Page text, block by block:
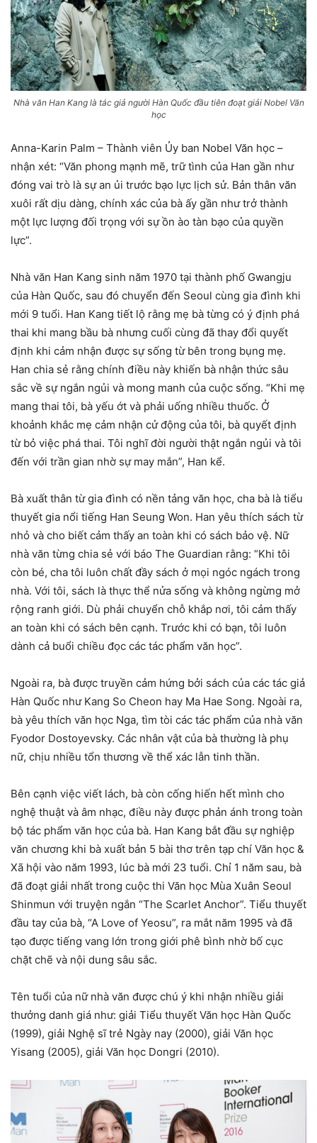
Nhà văn Han Kang là tác giả người Hàn Quốc đầu tiên đoạt giải Nobel Văn
học
Anna-Karin Palm – Thành viên Ủy ban Nobel Văn học –
nhận xét: “Văn phong mạnh mẽ, trữ tình của Han gần như
đóng vai trò là sự an ủi trước bạo lực lịch sử. Bản thân văn
xuôi rất dịu dàng, chính xác của bà ấy gần như trở thành
một lực lượng đối trọng với sự ồn ào tàn bạo của quyền
lực”.
Nhà văn Han Kang sinh năm 1970 tại thành phố Gwangju
của Hàn Quốc, sau đó chuyển đến Seoul cùng gia đình khi
mới 9 tuổi. Han Kang tiết lộ rằng mẹ bà từng có ý định phá
thai khi mang bầu bà nhưng cuối cùng đã thay đổi quyết
định khi cảm nhận được sự sống từ bên trong bụng mẹ.
Han chia sẻ rằng chính điều này khiến bà nhận thức sâu
sắc về sự ngắn ngủi và mong manh của cuộc sống. “Khi mẹ
mang thai tôi, bà yếu ớt và phải uống nhiều thuốc. Ở
khoảnh khắc mẹ cảm nhận cử động của tôi, bà quyết định
từ bỏ việc phá thai. Tôi nghĩ đời người thật ngắn ngủi và tôi
đến với trần gian nhờ sự may mắn”, Han kể.
Bà xuất thân từ gia đình có nền tảng văn học, cha bà là tiểu
thuyết gia nổi tiếng Han Seung Won. Han yêu thích sách từ
nhỏ và cho biết cảm thấy an toàn khi có sách bảo vệ. Nữ
nhà văn từng chia sẻ với báo The Guardian rằng: “Khi tôi
còn bé, cha tôi luôn chất đầy sách ở mọi ngóc ngách trong
nhà. Với tôi, sách là thực thể nửa sống và không ngừng mở
rộng ranh giới. Dù phải chuyển chỗ khắp nơi, tôi cảm thấy
an toàn khi có sách bên cạnh. Trước khi có bạn, tôi luôn
dành cả buổi chiều đọc các tác phẩm văn học”.
Ngoài ra, bà được truyền cảm hứng bởi sách của các tác giả
Hàn Quốc như Kang So Cheon hay Ma Hae Song. Ngoài ra,
bà yêu thích văn học Nga, tìm tòi các tác phẩm của nhà văn
Fyodor Dostoyevsky. Các nhân vật của bà thường là phụ
nữ, chịu nhiều tổn thương về thể xác lẫn tinh thần.
Bên cạnh việc viết lách, bà còn cống hiến hết mình cho
nghệ thuật và âm nhạc, điều này được phản ánh trong toàn
bộ tác phẩm văn học của bà. Han Kang bắt đầu sự nghiệp
văn chương khi bà xuất bản 5 bài thơ trên tạp chí Văn học &
Xã hội vào năm 1993, lúc bà mới 23 tuổi. Chỉ 1 năm sau, bà
đã đoạt giải nhất trong cuộc thi Văn học Mùa Xuân Seoul
Shinmun với truyện ngắn “The Scarlet Anchor”. Tiểu thuyết
đầu tay của bà, “A Love of Yeosu”, ra mắt năm 1995 và đã
tạo được tiếng vang lớn trong giới phê bình nhờ bố cục
chặt chẽ và nội dung sâu sắc.
Tên tuổi của nữ nhà văn được chú ý khi nhận nhiều giải
thưởng danh giá như: giải Tiểu thuyết Văn học Hàn Quốc
(1999), giải Nghệ sĩ trẻ Ngày nay (2000), giải Văn học
Yisang (2005), giải Văn học Dongri (2010).